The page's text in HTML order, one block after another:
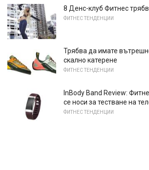
8 Денс-клуб Фитнес
ФИТНЕС ТЕНДЕНЦИИ
Трябва да имате
скално катерене
ФИТНЕС ТЕНДЕНЦИИ
InBody Band Review:
се носи за тестване на
ФИТНЕС ТЕНДЕНЦИИ